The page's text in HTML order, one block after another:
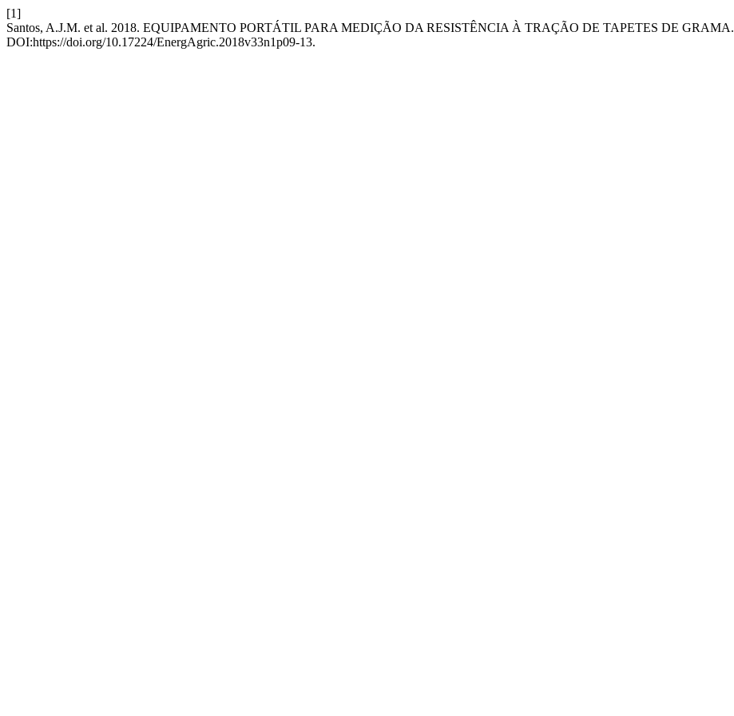
[1]
Santos, A.J.M. et al. 2018. EQUIPAMENTO PORTÁTIL PARA MEDIÇÃO DA RESISTÊNCIA À TRAÇÃO DE TAPETES DE GRAMA.
DOI:https://doi.org/10.17224/EnergAgric.2018v33n1p09-13.